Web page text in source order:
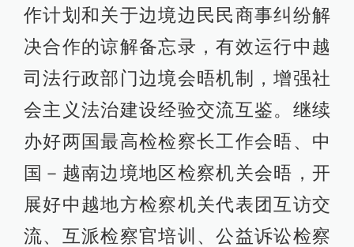
作计划和关于边境边民民商事纠纷解
决合作的谅解备忘录，有效运行中越
司法行政部门边境会晤机制，增强社
会主义法治建设经验交流互鉴。继续
办好两国最高检检察长工作会晤、中
国－越南边境地区检察机关会晤，开
展好中越地方检察机关代表团互访交
流、互派检察官培训、公益诉讼检察